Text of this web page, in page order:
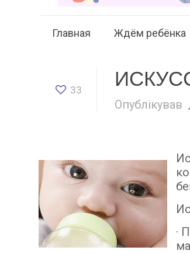
Главная Ждём ребёнка
33
Опублікував
·